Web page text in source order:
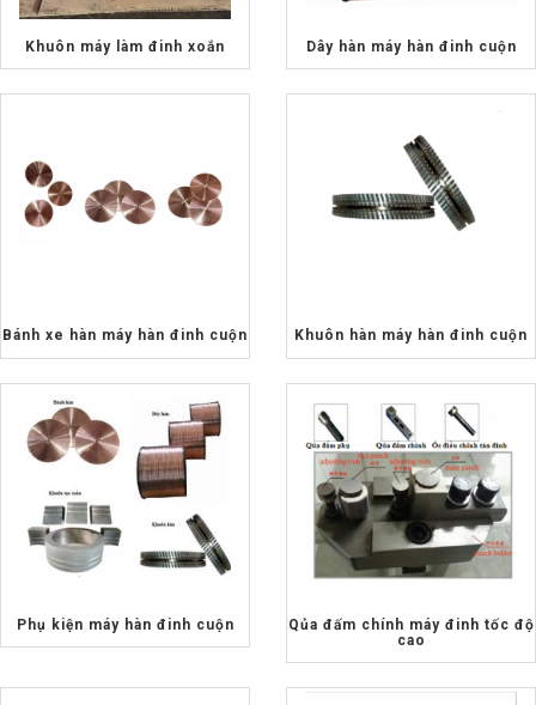
Khuôn máy làm đinh xoắn Dây hàn máy hàn đinh cuộn
Bánh xe hàn máy hàn đinh cuộn Khuôn hàn máy hàn đinh cuộn
Phụ kiện máy hàn đinh cuộn
Qủa đấm chính máy đinh tốc độ
cao